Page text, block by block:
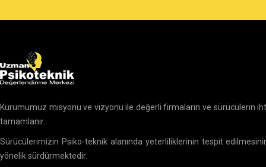
Kurumumuz misyonu ve vizyonu ile değerli firmaların ve sürücülerin
tamamlanır.
Sürücülerimizin Psiko-teknik alanında yeterliliklerinin tespit
yönelik sürdürmektedir.